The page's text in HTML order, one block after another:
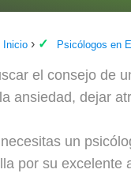
Inicio Psicólogos en
el consejo de
ansiedad, dejar
un
por su excelente